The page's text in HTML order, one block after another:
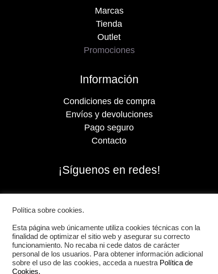
Marcas
Tienda
Outlet
Promociones
Información
Condiciones de compra
Envíos y devoluciones
Pago seguro
Contacto
¡Síguenos en redes!
Política sobre cookies.
Esta página web únicamente utiliza cookies técnicas con la
finalidad de optimizar el sitio web y asegurar su correcto
funcionamiento. No recaba ni cede datos de carácter
personal de los usuarios. Para obtener información adicional
sobre el uso de las cookies, acceda a nuestra Política de
Cookies.